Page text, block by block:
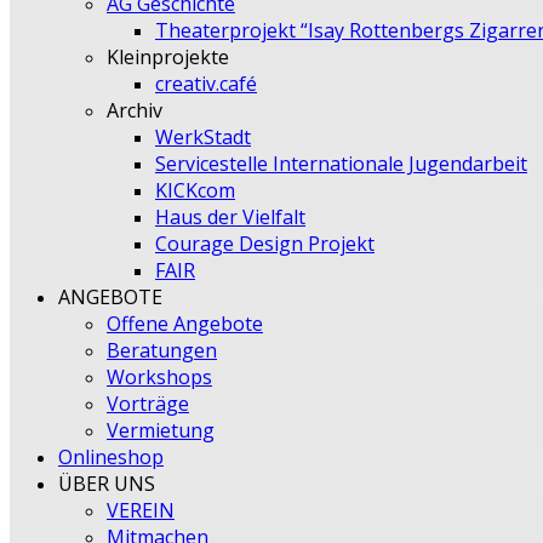
Theaterprojekt “Isay Rottenbergs
Kleinprojekte
creativ.café
Archiv
WerkStadt
Servicestelle Internationale Jugendarbeit
KICKcom
Haus der Vielfalt
Courage Design Projekt
FAIR
ANGEBOTE
Offene Angebote
Beratungen
Workshops
Vorträge
Vermietung
Onlineshop
ÜBER UNS
VEREIN
Mitmachen